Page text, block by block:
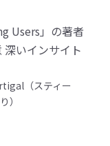
Users」の著者
いインサイト
（スティー
）